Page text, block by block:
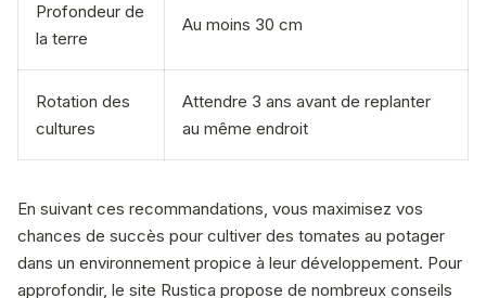
Profondeur de
la terre
Au moins 30 cm
Rotation des
cultures
Attendre 3 ans avant de replanter
au même endroit
En suivant ces recommandations, vous maximisez vos
chances de succès pour cultiver des tomates au potager
dans un environnement propice à leur développement. Pour
approfondir, le site Rustica propose de nombreux conseils